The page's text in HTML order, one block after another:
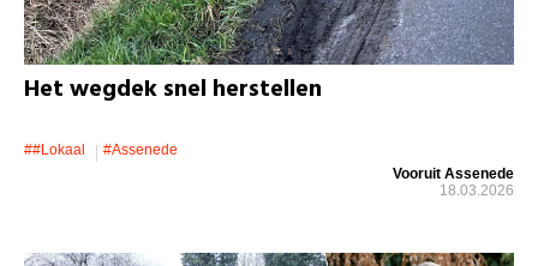
Het wegdek snel herstellen
##lokaal
#assenede
Vooruit Assenede
18.03.2026